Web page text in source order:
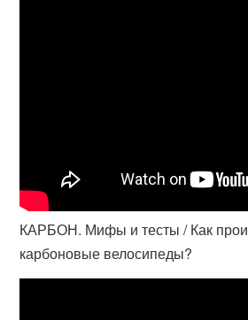
КАРБОН. Мифы и тесты / Как
карбоновые велосипеды?